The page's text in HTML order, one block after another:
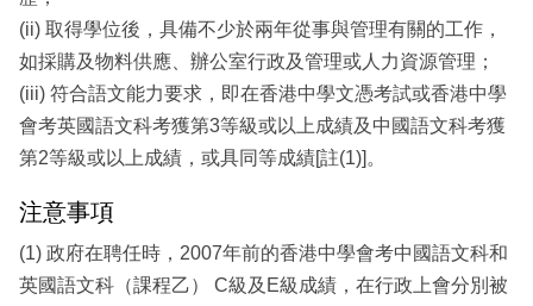
(ii) 取得學位後，具備不少於兩年從事與管理有關的工作，
如採購及物料供應、辦公室行政及管理或人力資源管理；
(iii) 符合語文能力要求，即在香港中學文憑考試或香港中學
會考英國語文科考獲第3等級或以上成績及中國語文科考獲
第2等級或以上成績，或具同等成績[註(1)]。
注意事項
(1) 政府在聘任時，2007年前的香港中學會考中國語文科和
英國語文科（課程乙） C級及E級成績，在行政上會分別被